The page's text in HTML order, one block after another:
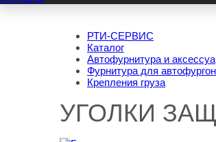
РТИ-СЕРВИС
Каталог
Автофурнитура и
Фурнитура для
Крепления груза
УГОЛКИ